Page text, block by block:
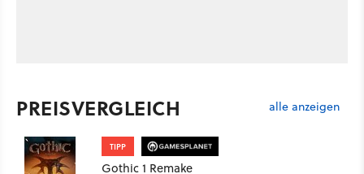
PREISVERGLEICH alle anzeigen
TIPP
Gothic 1 Remake